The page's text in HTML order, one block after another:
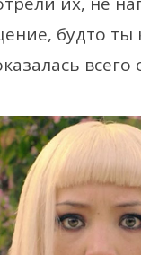
будто ты
всего